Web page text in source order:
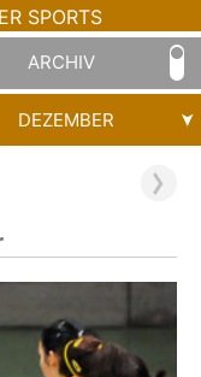
SPORTS
ARCHIV
DEZEMBER